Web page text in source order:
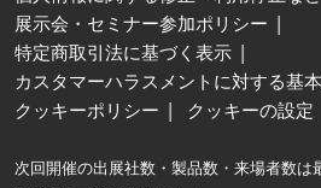
展示会・セミナー参加ポリシー
特定商取引法に基づく表示
カスタマーハラスメントに対する基
クッキーポリシー
クッキーの設定
次回開催の出展社数・製品数・来場者数は